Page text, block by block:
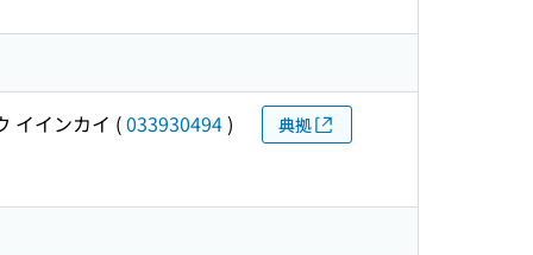
イインカイ (033930494) 典拠